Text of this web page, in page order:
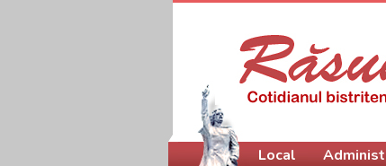
Meniu principal
Local